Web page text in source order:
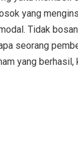
yang
Tidak
seorang
yang